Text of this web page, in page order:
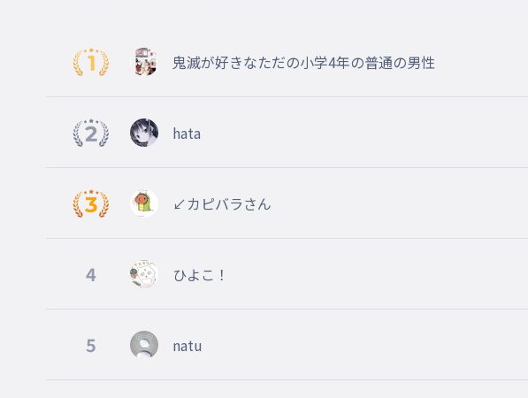
鬼滅が好きなただの小学4年の普通の男性
hata
↙︎カピバラさん
4 ひよこ！
5 natu